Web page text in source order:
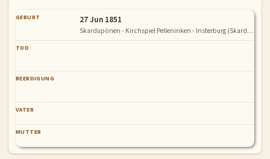
GEBURT 27 Jun 1851
Skardupönen - Kirchspiel Pelleninken - Insterburg (Skardupöhnen Skarduppen Szardupöhnen)
TOD
BEERDIGUNG
VATER
MUTTER